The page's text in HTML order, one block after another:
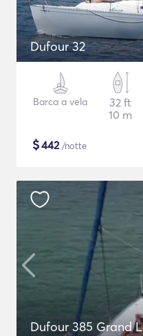
Dufour 32
Barca a vela
32 ft
10 m
$442/notte
Dufour 385 Grand